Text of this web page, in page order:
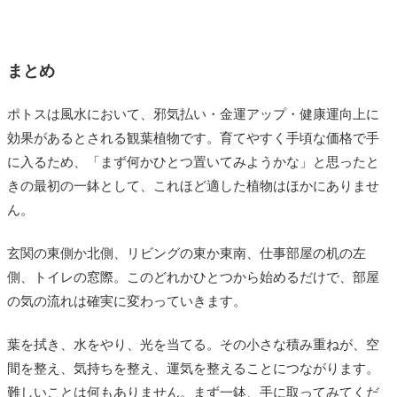
まとめ
ポトスは風水において、邪気払い・金運アップ・健康運向上に
効果があるとされる観葉植物です。育てやすく手頃な価格で手
に入るため、「まず何かひとつ置いてみようかな」と思ったと
きの最初の一鉢として、これほど適した植物はほかにありませ
ん。
玄関の東側か北側、リビングの東か東南、仕事部屋の机の左
側、トイレの窓際。このどれかひとつから始めるだけで、部屋
の気の流れは確実に変わっていきます。
葉を拭き、水をやり、光を当てる。その小さな積み重ねが、空
間を整え、気持ちを整え、運気を整えることにつながります。
難しいことは何もありません。まず一鉢、手に取ってみてくだ